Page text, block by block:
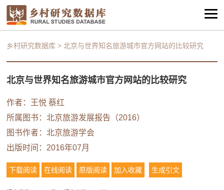
乡村研究数据库 >北京与世界知名旅游城市官方网站的比较研究
北京与世界知名旅游城市官方网站的比较研究
作者： 王悦 蔡红
所属图书：北京旅游发展报告（2016）
图书作者：北京旅游学会
出版时间：2016年07月
下载阅读 在线阅读 原版阅读 加入收藏 生成引文